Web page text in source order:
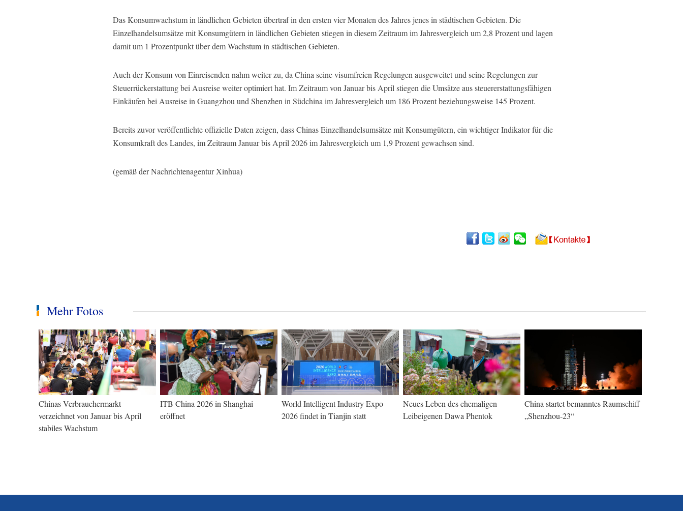
Das Konsumwachstum in ländlichen Gebieten übertraf in den ersten vier Monaten des Jahres jenes in städtischen Gebieten. Die
Einzelhandelsumsätze mit Konsumgütern in ländlichen Gebieten stiegen in diesem Zeitraum im Jahresvergleich um 2,8 Prozent und lagen
damit um 1 Prozentpunkt über dem Wachstum in städtischen Gebieten.
Auch der Konsum von Einreisenden nahm weiter zu, da China seine visumfreien Regelungen ausgeweitet und seine Regelungen zur
Steuerrückerstattung bei Ausreise weiter optimiert hat. Im Zeitraum von Januar bis April stiegen die Umsätze aus steuererstattungsfähigen
Einkäufen bei Ausreise in Guangzhou und Shenzhen in Südchina im Jahresvergleich um 186 Prozent beziehungsweise 145 Prozent.
Bereits zuvor veröffentlichte offizielle Daten zeigen, dass Chinas Einzelhandelsumsätze mit Konsumgütern, ein wichtiger Indikator für die
Konsumkraft des Landes, im Zeitraum Januar bis April 2026 im Jahresvergleich um 1,9 Prozent gewachsen sind.
(gemäß der Nachrichtenagentur Xinhua)
Mehr Fotos
Chinas Verbrauchermarkt
verzeichnet von Januar bis April
stabiles Wachstum
ITB China 2026 in Shanghai
eröffnet
World Intelligent Industry Expo
2026 findet in Tianjin statt
Neues Leben des ehemaligen
Leibeigenen Dawa Phentok
China startet bemanntes Raumschiff
„Shenzhou-23“